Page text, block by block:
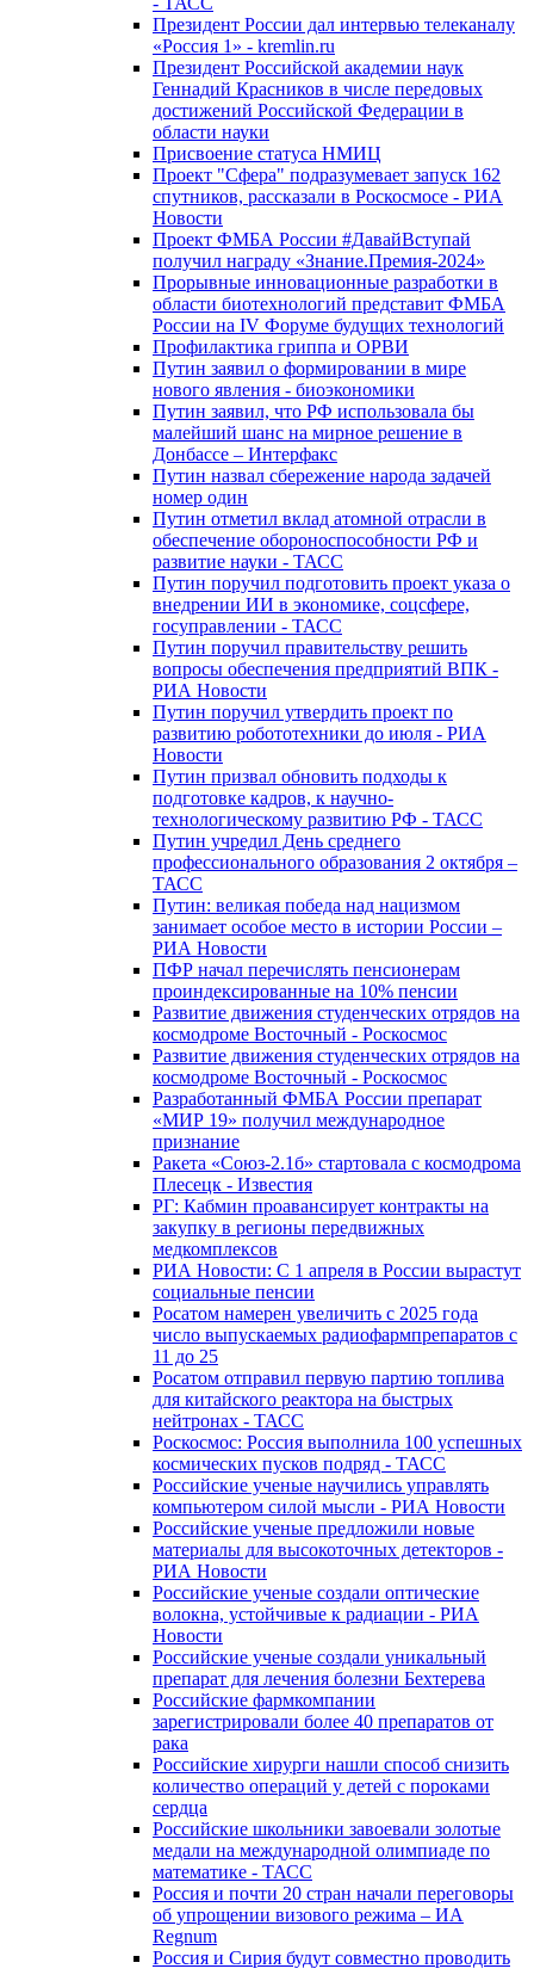
Президент России дал интервью телеканалу
«Россия 1» - kremlin.ru
Президент Российской академии наук
Геннадий Красников в числе передовых
достижений Российской Федерации в
области науки
Присвоение статуса НМИЦ
Проект "Сфера" подразумевает запуск 162
спутников, рассказали в Роскосмосе - РИА
Новости
Проект ФМБА России #ДавайВступай
получил награду «Знание.Премия-2024»
Прорывные инновационные разработки в
области биотехнологий представит ФМБА
России на IV Форуме будущих технологий
Профилактика гриппа и ОРВИ
Путин заявил о формировании в мире
нового явления - биоэкономики
Путин заявил, что РФ использовала бы
малейший шанс на мирное решение в
Донбассе – Интерфакс
Путин назвал сбережение народа задачей
номер один
Путин отметил вклад атомной отрасли в
обеспечение обороноспособности РФ и
развитие науки - ТАСС
Путин поручил подготовить проект указа о
внедрении ИИ в экономике, соцсфере,
госуправлении - ТАСС
Путин поручил правительству решить
вопросы обеспечения предприятий ВПК -
РИА Новости
Путин поручил утвердить проект по
развитию робототехники до июля - РИА
Новости
Путин призвал обновить подходы к
подготовке кадров, к научно-
технологическому развитию РФ - ТАСС
Путин учредил День среднего
профессионального образования 2 октября –
ТАСС
Путин: великая победа над нацизмом
занимает особое место в истории России –
РИА Новости
ПФР начал перечислять пенсионерам
проиндексированные на 10% пенсии
Развитие движения студенческих отрядов на
космодроме Восточный - Роскосмос
Развитие движения студенческих отрядов на
космодроме Восточный - Роскосмос
Разработанный ФМБА России препарат
«МИР 19» получил международное
признание
Ракета «Союз-2.1б» стартовала с космодрома
Плесецк - Известия
РГ: Кабмин проавансирует контракты на
закупку в регионы передвижных
медкомплексов
РИА Новости: С 1 апреля в России вырастут
социальные пенсии
Росатом намерен увеличить с 2025 года
число выпускаемых радиофармпрепаратов с
11 до 25
Росатом отправил первую партию топлива
для китайского реактора на быстрых
нейтронах - ТАСС
Роскосмос: Россия выполнила 100 успешных
космических пусков подряд - ТАСС
Российские ученые научились управлять
компьютером силой мысли - РИА Новости
Российские ученые предложили новые
материалы для высокоточных детекторов -
РИА Новости
Российские ученые создали оптические
волокна, устойчивые к радиации - РИА
Новости
Российские ученые создали уникальный
препарат для лечения болезни Бехтерева
Российские фармкомпании
зарегистрировали более 40 препаратов от
рака
Российские хирурги нашли способ снизить
количество операций у детей с пороками
сердца
Российские школьники завоевали золотые
медали на международной олимпиаде по
математике - ТАСС
Россия и почти 20 стран начали переговоры
об упрощении визового режима – ИА
Regnum
Россия и Сирия будут совместно проводить